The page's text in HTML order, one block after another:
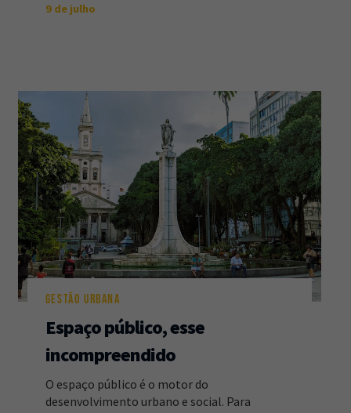
9 de julho
GESTÃO URBANA
Espaço público, esse
incompreendido
O espaço público é o motor do
desenvolvimento urbano e social. Para